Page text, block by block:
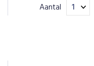
Aantal